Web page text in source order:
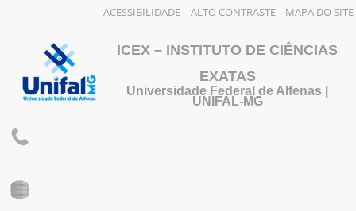
ACESSIBILIDADE ALTO CONTRASTE MAPA DO SITE
ICEX – INSTITUTO DE CIÊNCIAS
EXATAS
Universidade Federal de Alfenas |
UNIFAL-MG